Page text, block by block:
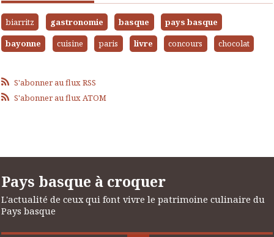
biarritz gastronomie basque
pays basque
bayonne
cuisine paris livre concours chocolat
S'abonner au flux RSS
S'abonner au flux ATOM
Pays basque à croquer
L'actualité de ceux qui font vivre le patrimoine culinaire du
Pays basque